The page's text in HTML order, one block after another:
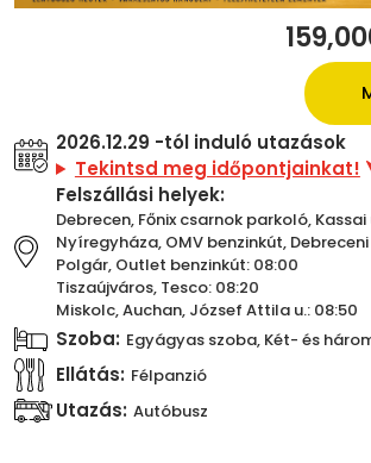
2026.12.29 -tól induló utazások
Tekintsd meg időpontjainkat!
Felszállási helyek:
Debrecen, Főnix csarnok parkoló,
Nyíregyháza, OMV benzinkút,
Polgár, Outlet benzinkút: 08:00
Tiszaújváros, Tesco: 08:20
Miskolc, Auchan, József Attila u.: 08:50
Szoba: Egyágyas szoba, Két- és
Ellátás: Félpanzió
Utazás: Autóbusz